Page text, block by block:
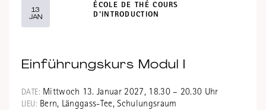
13
JAN
ÉCOLE DE THÉ COURS
D'INTRODUCTION
Einführungskurs Modul I
DATE: Mittwoch 13. Januar 2027, 18.30 – 20.30 Uhr
LIEU: Bern, Länggass-Tee, Schulungsraum